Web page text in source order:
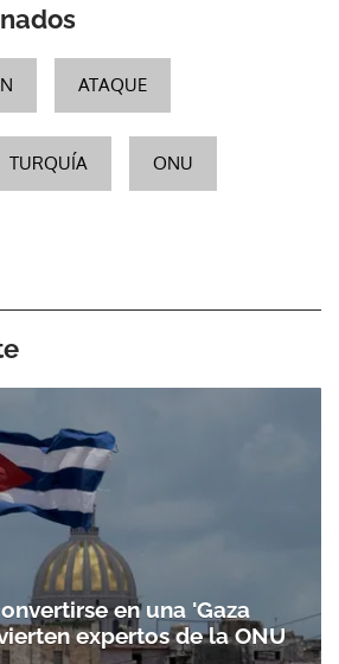
ATAQUE
TURQUÍA ONU
en una 'Gaza
expertos de la ONU